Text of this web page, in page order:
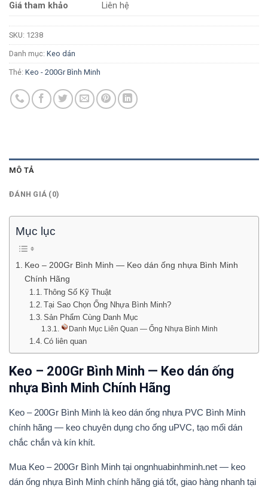
Giá tham khảo
Liên hệ
SKU: 1238
Danh mục: Keo dán
Thẻ: Keo - 200Gr Bình Minh
MÔ TẢ
ĐÁNH GIÁ (0)
Mục lục
Keo – 200Gr Bình Minh — Keo dán ống nhựa Bình Minh
Chính Hãng
Thông Số Kỹ Thuật
Tại Sao Chọn Ống Nhựa Bình Minh?
Sản Phẩm Cùng Danh Mục
Danh Mục Liên Quan — Ống Nhựa Bình Minh
Có liên quan
Keo – 200Gr Bình Minh — Keo dán ống
nhựa Bình Minh Chính Hãng
Keo – 200Gr Bình Minh là keo dán ống nhựa PVC Bình Minh
chính hãng — keo chuyên dụng cho ống uPVC, tạo mối dán
chắc chắn và kín khít.
Mua Keo – 200Gr Bình Minh tại ongnhuabinhminh.net — keo
dán ống nhựa Bình Minh chính hãng giá tốt, giao hàng nhanh tại